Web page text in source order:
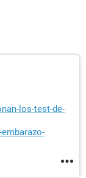
los-test-de-